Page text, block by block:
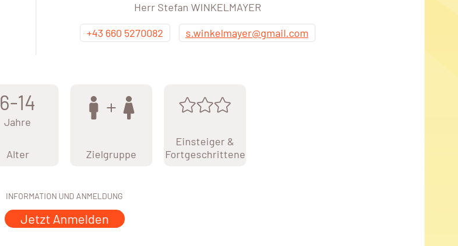
Herr Stefan WINKELMAYER
+43 660 5270082
s.winkelmayer@gmail.com
6-14
Jahre
Alter Zielgruppe
Einsteiger &
Fortgeschrittene
INFORMATION UND ANMELDUNG
Jetzt Anmelden